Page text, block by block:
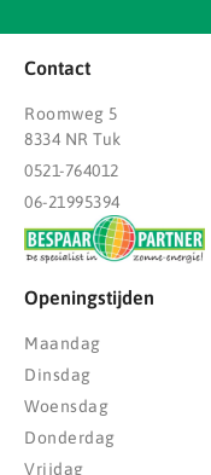
Contact
Roomweg 5
8334 NR Tuk
0521-764012
06-21995394
Openingstijden
Maandag
Dinsdag
Woensdag
Donderdag
Vrijdag